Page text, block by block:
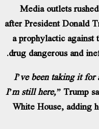
Media outlets
after President
a prophylactic
drug dangerous and
“I’ve been taking
I’m still here,”
White House,